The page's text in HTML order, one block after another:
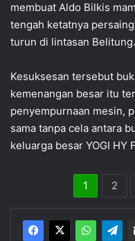
membuat Aldo Bilkis
tengah ketatnya
turun di lintasan Belitung.
Kesuksesan tersebut
kemenangan besar itu
penyempurnaan mesin,
sama tanpa cela antara
keluarga besar YOGI HY
1 2